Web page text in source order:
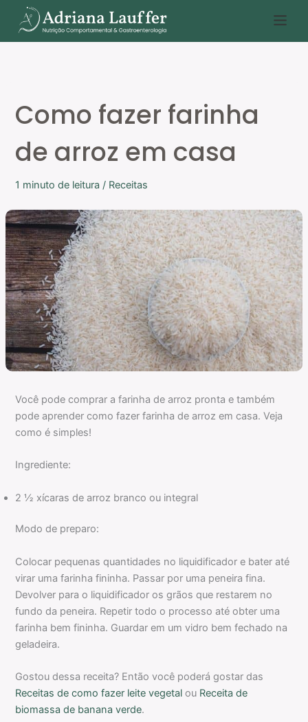
para
o
Como fazer farinha
de arroz em casa
1 minuto de leitura / Receitas
Você pode comprar a farinha de arroz pronta e também
pode aprender como fazer farinha de arroz em casa. Veja
como é simples!
Ingrediente:
2 ½ xícaras de arroz branco ou integral
Modo de preparo:
Colocar pequenas quantidades no liquidificador e bater até
virar uma farinha fininha. Passar por uma peneira fina.
Devolver para o liquidificador os grãos que restarem no
fundo da peneira. Repetir todo o processo até obter uma
farinha bem fininha. Guardar em um vidro bem fechado na
geladeira.
Gostou dessa receita? Então você poderá gostar das
Receitas de como fazer leite vegetal ou Receita de
biomassa de banana verde.
e
i
a